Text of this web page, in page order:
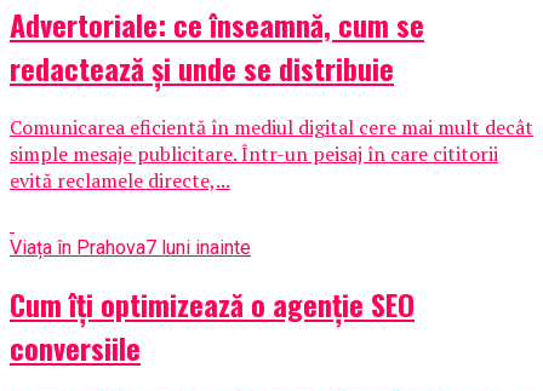
Advertoriale: ce înseamnă, cum se
redactează și unde se distribuie
Comunicarea eficientă în mediul digital cere mai mult decât
simple mesaje publicitare. Într-un peisaj în care cititorii
evită reclamele directe,...
Viața în Prahova7 luni inainte
Cum îți optimizează o agenție SEO
conversiile